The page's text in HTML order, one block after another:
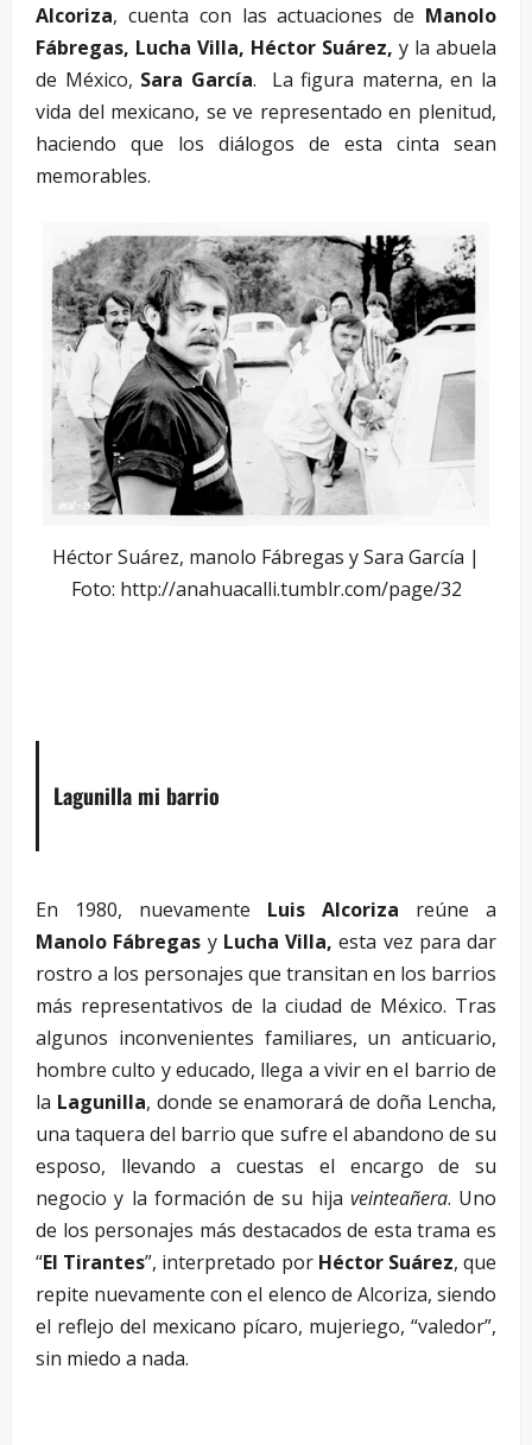
Alcoriza, cuenta con las actuaciones de Manolo
Fábregas, Lucha Villa, Héctor Suárez, y la abuela
de México, Sara García. La figura materna, en la
vida del mexicano, se ve representado en plenitud,
haciendo que los diálogos de esta cinta sean
memorables.
Héctor Suárez, manolo Fábregas y Sara García |
Foto: http://anahuacalli.tumblr.com/page/32
Lagunilla mi barrio
En 1980, nuevamente Luis Alcoriza reúne a
Manolo Fábregas y Lucha Villa, esta vez para dar
rostro a los personajes que transitan en los barrios
más representativos de la ciudad de México. Tras
algunos inconvenientes familiares, un anticuario,
hombre culto y educado, llega a vivir en el barrio de
la Lagunilla, donde se enamorará de doña Lencha,
una taquera del barrio que sufre el abandono de su
esposo, llevando a cuestas el encargo de su
negocio y la formación de su hija veinteañera. Uno
de los personajes más destacados de esta trama es
“El Tirantes”, interpretado por Héctor Suárez, que
repite nuevamente con el elenco de Alcoriza, siendo
el reflejo del mexicano pícaro, mujeriego, “valedor”,
sin miedo a nada.